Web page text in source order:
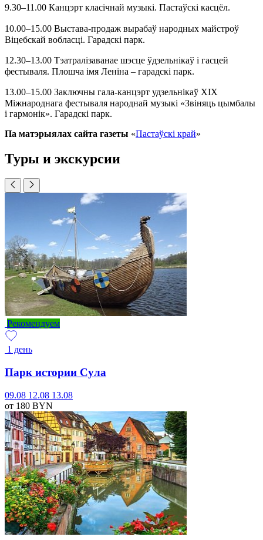
9.30–11.00 Канцэрт класічнай музыкі. Пастаўскі касцёл.
10.00–15.00 Выстава-продаж вырабаў народных майстроў
Віцебскай вобласці. Гарадскі парк.
12.30–13.00 Тэатралізаванае шэсце ўдзельнікаў і гасцей
фестываля. Плошча імя Леніна – гарадскі парк.
13.00–15.00 Заключны гала-канцэрт удзельнікаў ХІХ
Міжнароднага фестываля народнай музыкі «Звіняць цымбалы
і гармонік». Гарадскі парк.
Па матэрыялах сайта газеты «Пастаўскі край»
Туры и экскурсии
Рекомендуем
1 день
Парк истории Сула
09.08 12.08 13.08
от 180 BYN